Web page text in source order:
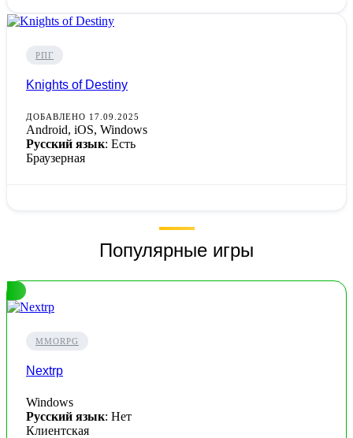
РПГ
Knights of Destiny
ДОБАВЛЕНО 17.09.2025
Android, iOS, Windows
Русский язык: Есть
Браузерная
Популярные игры
MMORPG
Nextrp
Windows
Русский язык: Нет
Клиентская